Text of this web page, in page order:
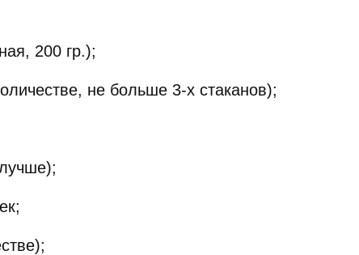
200 гр.);
не больше 3-х стаканов);